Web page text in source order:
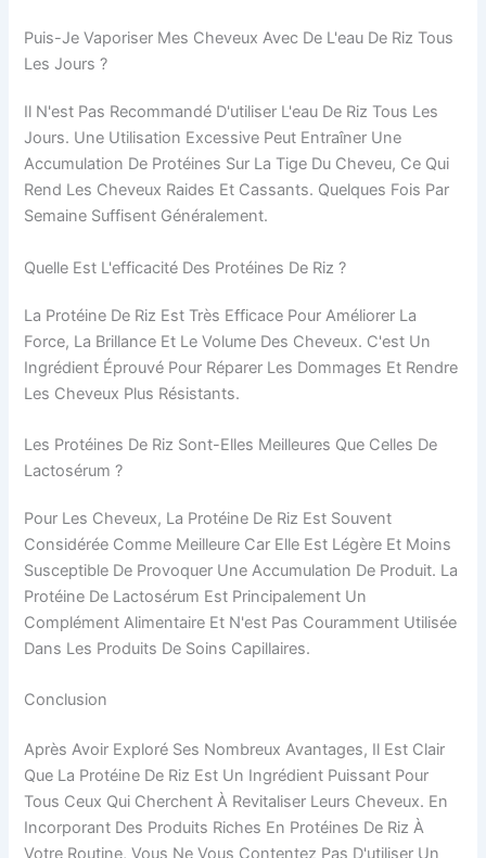
Puis-Je Vaporiser Mes Cheveux Avec De L'eau De Riz Tous
Les Jours ?
Il N'est Pas Recommandé D'utiliser L'eau De Riz Tous Les
Jours. Une Utilisation Excessive Peut Entraîner Une
Accumulation De Protéines Sur La Tige Du Cheveu, Ce Qui
Rend Les Cheveux Raides Et Cassants. Quelques Fois Par
Semaine Suffisent Généralement.
Quelle Est L'efficacité Des Protéines De Riz ?
La Protéine De Riz Est Très Efficace Pour Améliorer La
Force, La Brillance Et Le Volume Des Cheveux. C'est Un
Ingrédient Éprouvé Pour Réparer Les Dommages Et Rendre
Les Cheveux Plus Résistants.
Les Protéines De Riz Sont-Elles Meilleures Que Celles De
Lactosérum ?
Pour Les Cheveux, La Protéine De Riz Est Souvent
Considérée Comme Meilleure Car Elle Est Légère Et Moins
Susceptible De Provoquer Une Accumulation De Produit. La
Protéine De Lactosérum Est Principalement Un
Complément Alimentaire Et N'est Pas Couramment Utilisée
Dans Les Produits De Soins Capillaires.
Conclusion
Après Avoir Exploré Ses Nombreux Avantages, Il Est Clair
Que La Protéine De Riz Est Un Ingrédient Puissant Pour
Tous Ceux Qui Cherchent À Revitaliser Leurs Cheveux. En
Incorporant Des Produits Riches En Protéines De Riz À
Votre Routine, Vous Ne Vous Contentez Pas D'utiliser Un